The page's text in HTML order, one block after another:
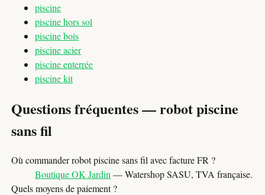
piscine
piscine hors sol
piscine bois
piscine acier
piscine enterrée
piscine kit
Questions fréquentes — robot piscine
sans fil
Où commander robot piscine sans fil avec facture FR ?
Boutique OK Jardin — Watershop SASU, TVA française.
Quels moyens de paiement ?